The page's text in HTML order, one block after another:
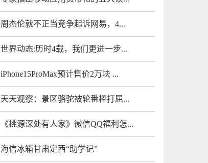
周杰伦就不正当竞争起诉网易，4...
世界动态:历时4载，我们更进一步...
iPhone15ProMax预计售价2万块 ...
天天观察：景区骆驼被轮番棒打屈...
《桃源深处有人家》微信QQ福利怎...
海信冰箱甘肃定西“助学记”